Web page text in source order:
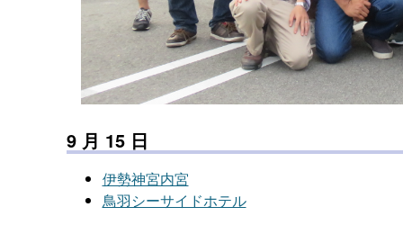
9 月 15 日
伊勢神宮内宮
鳥羽シーサイドホテル